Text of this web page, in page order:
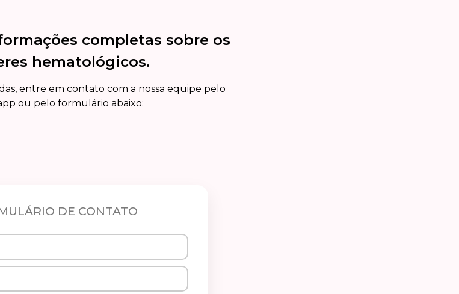
completas sobre os
hematológicos.
entre em contato com a nossa equipe pelo
ou pelo formulário abaixo:
DE CONTATO